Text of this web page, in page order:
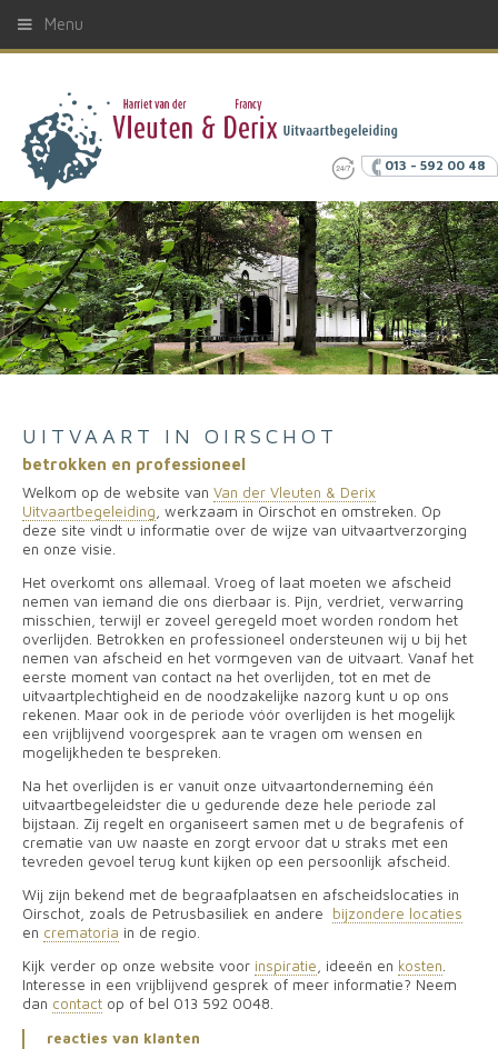
013 - 592 00 48
UITVAART IN OIRSCHOT
betrokken en professioneel
Welkom op de website van Van der Vleuten & Derix
Uitvaartbegeleiding werkzaam in Oirschot en omstreken. Op
deze site vindt u informatie over de wijze van uitvaartverzorging
en onze visie.
Het overkomt ons allemaal. Vroeg of laat moeten we afscheid
nemen van iemand die ons dierbaar is. Pijn, verdriet, verwarring
misschien, terwijl er zoveel geregeld moet worden rondom het
overlijden. Betrokken en professioneel ondersteunen wij u bij het
nemen van afscheid en het vormgeven van de uitvaart. Vanaf het
eerste moment van contact na het overlijden, tot en met de
uitvaartplechtigheid en de noodzakelijke nazorg kunt u op ons
rekenen. Maar ook in de periode vóór overlijden is het mogelijk
een vrijblijvend voorgesprek aan te vragen om wensen en
mogelijkheden te bespreken.
Na het overlijden is er vanuit onze uitvaartonderneming één
uitvaartbegeleidster die u gedurende deze hele periode zal
bijstaan. Zij regelt en organiseert samen met u de begrafenis of
crematie van uw naaste en zorgt ervoor dat u straks met een
tevreden gevoel terug kunt kijken op een persoonlijk afscheid.
Wij zijn bekend met de begraafplaatsen en afscheidslocaties in
Oirschot, zoals de Petrusbasiliek en andere bijzondere locaties
en crematoria in de regio.
Kijk verder op onze website voor inspiratie, ideeën en kosten.
Interesse in een vrijblijvend gesprek of meer informatie? Neem
dan contact op of bel 013 592 0048.
reacties van klanten
Menu